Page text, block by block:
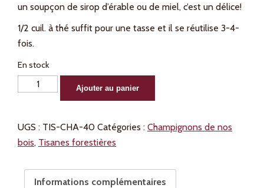
un soupçon de sirop d’érable ou de miel, c’est un délice!
1/2 cuil. à thé suffit pour une tasse et il se réutilise 3-4-
fois.
En stock
quantité
40g
Ajouter au panier
UGS : TIS-CHA-40 Catégories : Champignons de nos
bois, Tisanes forestières
Informations complémentaires